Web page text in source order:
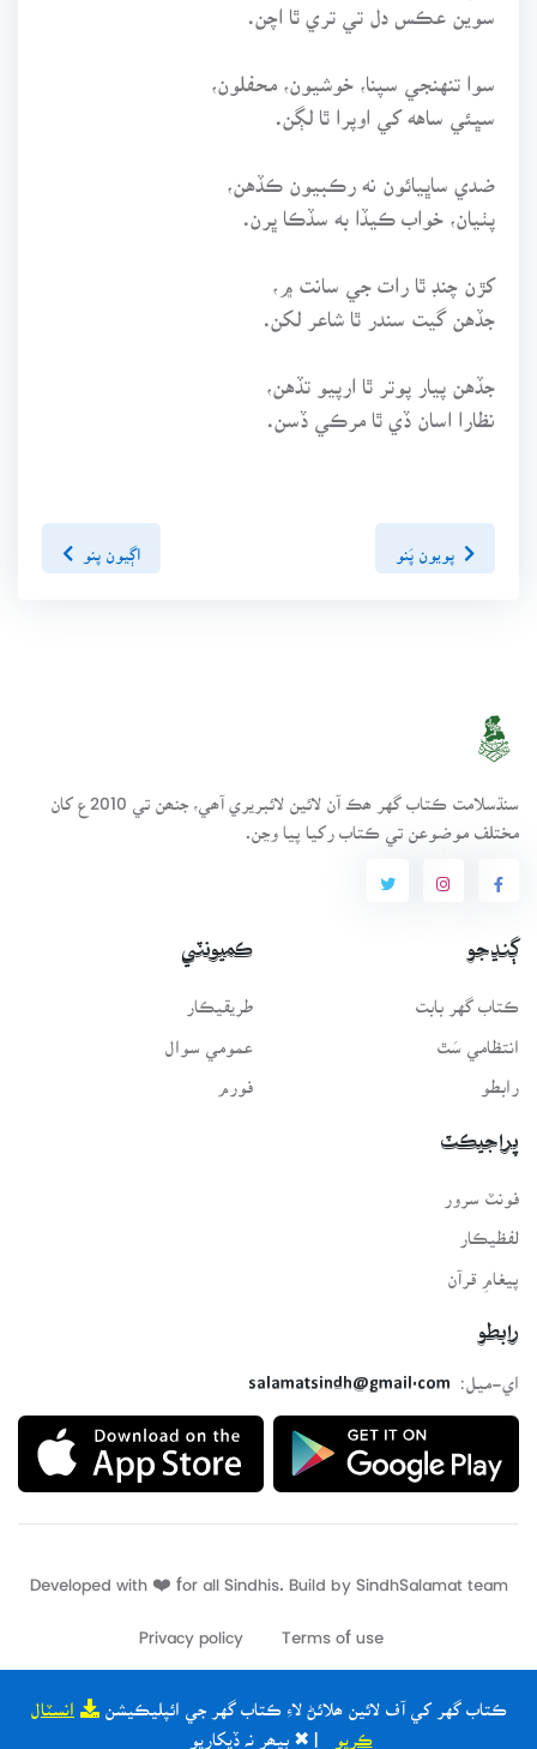
ڪتاب گهر کي آف لائين ھلائڻ لاءِ ڪتاب گهر جي ائپليڪيشن انسٽال
| ✖ ٻيھر نہ ڏيکاريو
سوين عڪس دل تي تري ٿا اچن.
سوا تنهنجي سپنا، خوشيون، محفلون،
سڀئي ساهه کي اوپرا ٿا لڳن.
ضدي ساڀيائون نه رڪبيون ڪڏهن،
پٺيان، خواب ڪيڏا به سڏڪا ڀرن.
کڙن چنڊ ٿا رات جي سانت ۾،
جڏهن گيت سندر ٿا شاعر لکن.
جڏهن پيار پوتر ٿا ارپيو تڏهن،
نظارا اسان ڏي ٿا مرڪي ڏسن.
پويون پَنو اڳيون پنو
سنڌسلامت ڪتاب گهر ھڪ آن لائين لائبريري آھي، جنھن تي 2010ع کان
مختلف موضوعن تي ڪتاب رکيا پيا وڃن.
ڳنڍجو
ڪتاب گهر بابت
انتظامي سَٿ
رابطو
ڪميونٽي
طريقيڪار
عمومي سوال
فورم
پراجيڪٽ
لفظيڪار
پيغامِ قرآن
رابطو
اي-ميل:
salamatsindh@gmail.com
Developed with ❤️ for all Sindhis. Build by
Terms of use